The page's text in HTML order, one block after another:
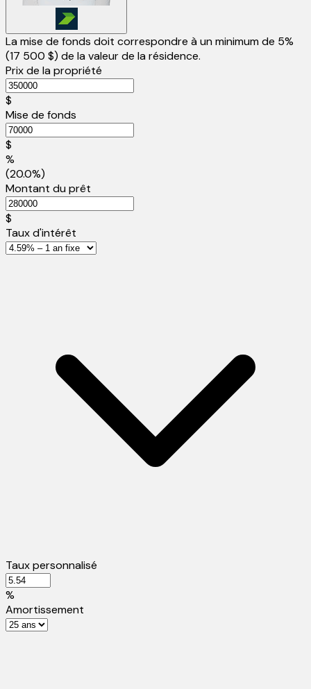
La mise de fonds doit correspondre à un minimum de 5%
(17 500 $) de la valeur de la résidence.
Prix de la propriété
$
Mise de fonds
$
%
(20.0%)
Montant du prêt
$
Taux d'intérêt
Taux personnalisé
%
Amortissement